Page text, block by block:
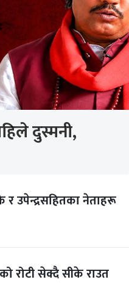
दुस्मनी,
र उपेन्द्रसहितका नेताहरू
रोटी सेक्दै सीके राउत